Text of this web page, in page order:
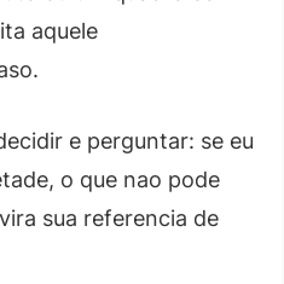
aquele
e perguntar: se eu
o que nao pode
sua referencia de